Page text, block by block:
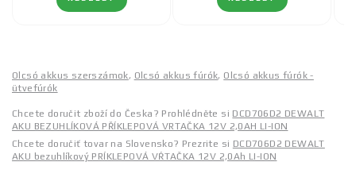
Olcsó akkus szerszámok, Olcsó akkus fúrók, Olcsó akkus fúrók -
ütvefúrók
Chcete doručit zboží do Česka? Prohlédněte si DCD706D2 DEWALT
AKU BEZUHLÍKOVÁ PŘÍKLEPOVÁ VRTAČKA 12V 2,0AH LI-ION
Chcete doručiť tovar na Slovensko? Prezrite si DCD706D2 DEWALT
AKU bezuhlíkový PRÍKLEPOVÁ VŔTAČKA 12V 2,0Ah LI-ION